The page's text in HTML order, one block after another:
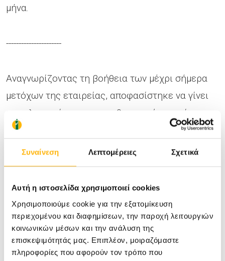
Συναίνεση Λεπτομέρειες Σχετικά
Αυτή η ιστοσελίδα χρησιμοποιεί cookies
Χρησιμοποιούμε cookie για την εξατομίκευση
περιεχομένου και διαφημίσεων, την παροχή λειτουργιών
κοινωνικών μέσων και την ανάλυση της
επισκεψιμότητάς μας. Επιπλέον, μοιραζόμαστε
πληροφορίες που αφορούν τον τρόπο που
μήνα.
----------------------
Αναγνωρίζοντας τη βοήθεια των μέχρι σήμερα
μετόχων της εταιρείας, αποφασίστηκε να γίνει
κεφαλαιοποίηση των αποθεματικών, γιατί
θεωρούμε ότι αυτά τα αποθεματικά θα πρέπει να
διανεμηθούν με τη μορφή μετοχών στους μέχρι
σήμερα μετόχους.
Τα Αποθεματικά της Εταιρίας ανέρχονται σε 8, 5
εκατομμύρια ευρώ περίπου. Από το ποσό αυτό
κεφαλαιοποιούμε τα 8 περίπου εκατομμύρια
ευρώ, ώστε στη συνέχεια να εκδοθούν 4 νέες